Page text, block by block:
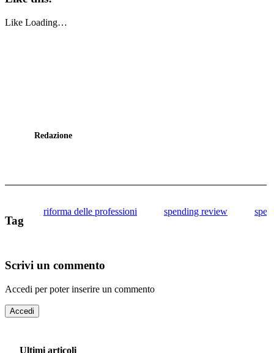
Like Loading…
Redazione
Tag
riforma delle professioni spending review
Scrivi un commento
Accedi per poter inserire un commento
Accedi
Ultimi articoli